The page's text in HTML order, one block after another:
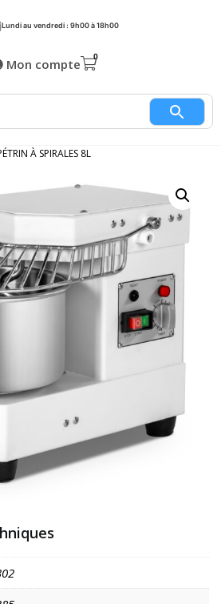
Lundi au vendredi : 9h00 à 18h00
Mon compte
À SPIRALES 8L